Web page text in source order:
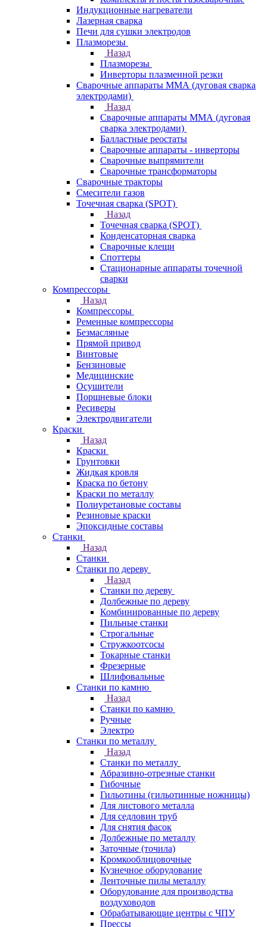
Индукционные нагреватели
Лазерная сварка
Печи для сушки электродов
Плазморезы
Назад
Плазморезы
Инверторы плазменной резки
Сварочные аппараты ММА (дуговая сварка
электродами)
Назад
Сварочные аппараты ММА (дуговая
сварка электродами)
Балластные реостаты
Сварочные аппараты - инверторы
Сварочные выпрямители
Сварочные трансформаторы
Сварочные тракторы
Смесители газов
Точечная сварка (SPOT)
Назад
Точечная сварка (SPOT)
Конденсаторная сварка
Сварочные клещи
Споттеры
Стационарные аппараты точечной
сварки
Компрессоры
Назад
Компрессоры
Ременные компрессоры
Безмасляные
Прямой привод
Винтовые
Бензиновые
Медицинские
Осушители
Поршневые блоки
Ресиверы
Электродвигатели
Краски
Назад
Краски
Грунтовки
Жидкая кровля
Краска по бетону
Краски по металлу
Полиуретановые составы
Резиновые краски
Эпоксидные составы
Станки
Назад
Станки
Станки по дереву
Назад
Станки по дереву
Долбежные по дереву
Комбинированные по дереву
Пильные станки
Строгальные
Стружкоотсосы
Токарные станки
Фрезерные
Шлифовальные
Станки по камню
Назад
Станки по камню
Ручные
Электро
Станки по металлу
Назад
Станки по металлу
Абразивно-отрезные станки
Гибочные
Гильотины (гильотинные ножницы)
Для листового металла
Для седловин труб
Для снятия фасок
Долбежные по металлу
Заточные (точила)
Кромкооблицовочные
Кузнечное оборудование
Ленточные пилы металлу
Оборудование для производства
воздуховодов
Обрабатывающие центры с ЧПУ
Прессы